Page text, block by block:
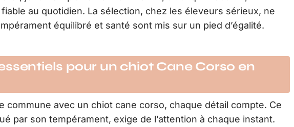
au quotidien. La sélection, chez les éleveurs sérieux, ne
équilibré et santé sont mis sur un pied d’égalité.
pour un chiot Cane Corso en
commune avec un chiot cane corso, chaque détail compte. Ce
par son tempérament, exige de l’attention à chaque instant.